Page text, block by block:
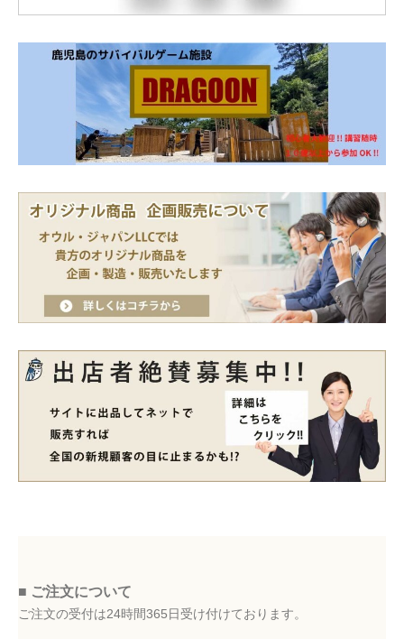
■ ご注文について
ご注文の受付は24時間365日受け付けております。